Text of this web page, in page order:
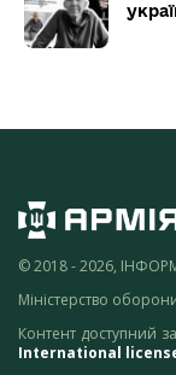
© 2018 - 2026,
Міністерство
Контент доступний
International